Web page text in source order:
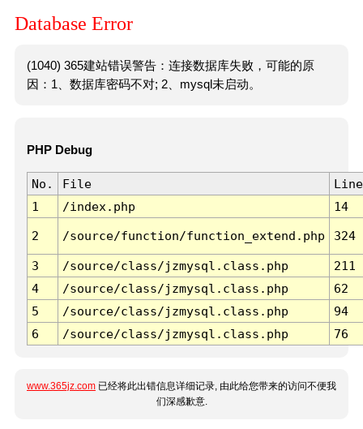
Database Error
(1040) 365建站错误警告：连接数据库失败，可能的原
因：1、数据库密码不对; 2、mysql未启动。
PHP Debug
No. File
Line
1
/index.php 14
2 /source/function/function_extend.php 324
3 /source/class/jzmysql.class.php
211
4
/source/class/jzmysql.class.php
62
5
/source/class/jzmysql.class.php
94
6
/source/class/jzmysql.class.php 76
www.365jz.com 已经将此出错信息详细记录, 由此给您带来的访问不便我
们深感歉意.